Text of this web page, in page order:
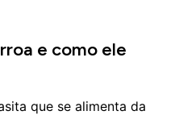
e como ele
que se alimenta da